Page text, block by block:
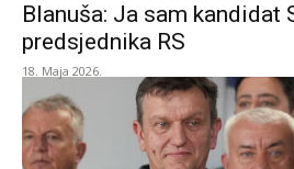
Blanuša: Ja sam kandidat
predsjednika RS
18. Maja 2026.